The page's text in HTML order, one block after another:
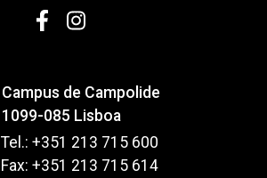
Campus de Campolide
1099-085 Lisboa
Tel.: +351 213 715 600
Fax: +351 213 715 614